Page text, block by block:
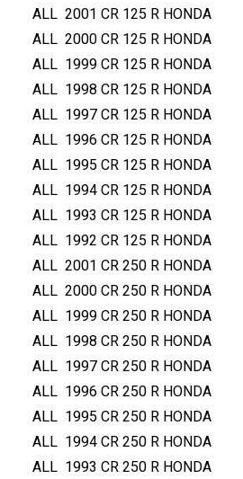
ל
ם
א
ח
ו
ר
X
R
/
C
R
HONDA
CR 125 R
2001
ALL
HONDA
CR 125 R
2000
ALL
HONDA
CR 125 R
1999
ALL
HONDA
CR 125 R
1998
ALL
HONDA
CR 125 R
1997
ALL
HONDA
CR 125 R
1996
ALL
HONDA
CR 125 R
1995
ALL
HONDA
CR 125 R
1994
ALL
HONDA
CR 125 R
1993
ALL
HONDA
CR 125 R
1992
ALL
HONDA
CR 250 R
2001
ALL
HONDA
CR 250 R
2000
ALL
HONDA
CR 250 R
1999
ALL
HONDA
CR 250 R
1998
ALL
HONDA
CR 250 R
1997
ALL
HONDA
CR 250 R
1996
ALL
HONDA
CR 250 R
1995
ALL
HONDA
CR 250 R
1994
ALL
HONDA
CR 250 R
1993
ALL